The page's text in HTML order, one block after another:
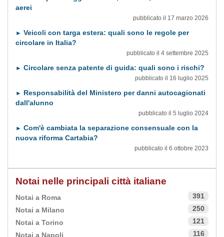
aerei
pubblicato il 17 marzo 2026
► Veicoli con targa estera: quali sono le regole per
circolare in Italia?
pubblicato il 4 settembre 2025
► Circolare senza patente di guida: quali sono i rischi?
pubblicato il 16 luglio 2025
► Responsabilità del Ministero per danni autocagionati
dall'alunno
pubblicato il 5 luglio 2024
► Com'è cambiata la separazione consensuale con la
nuova riforma Cartabia?
pubblicato il 6 ottobre 2023
Notai nelle principali città italiane
Notai a Roma
391
Notai a Milano
250
Notai a Torino
121
Notai a Napoli
116